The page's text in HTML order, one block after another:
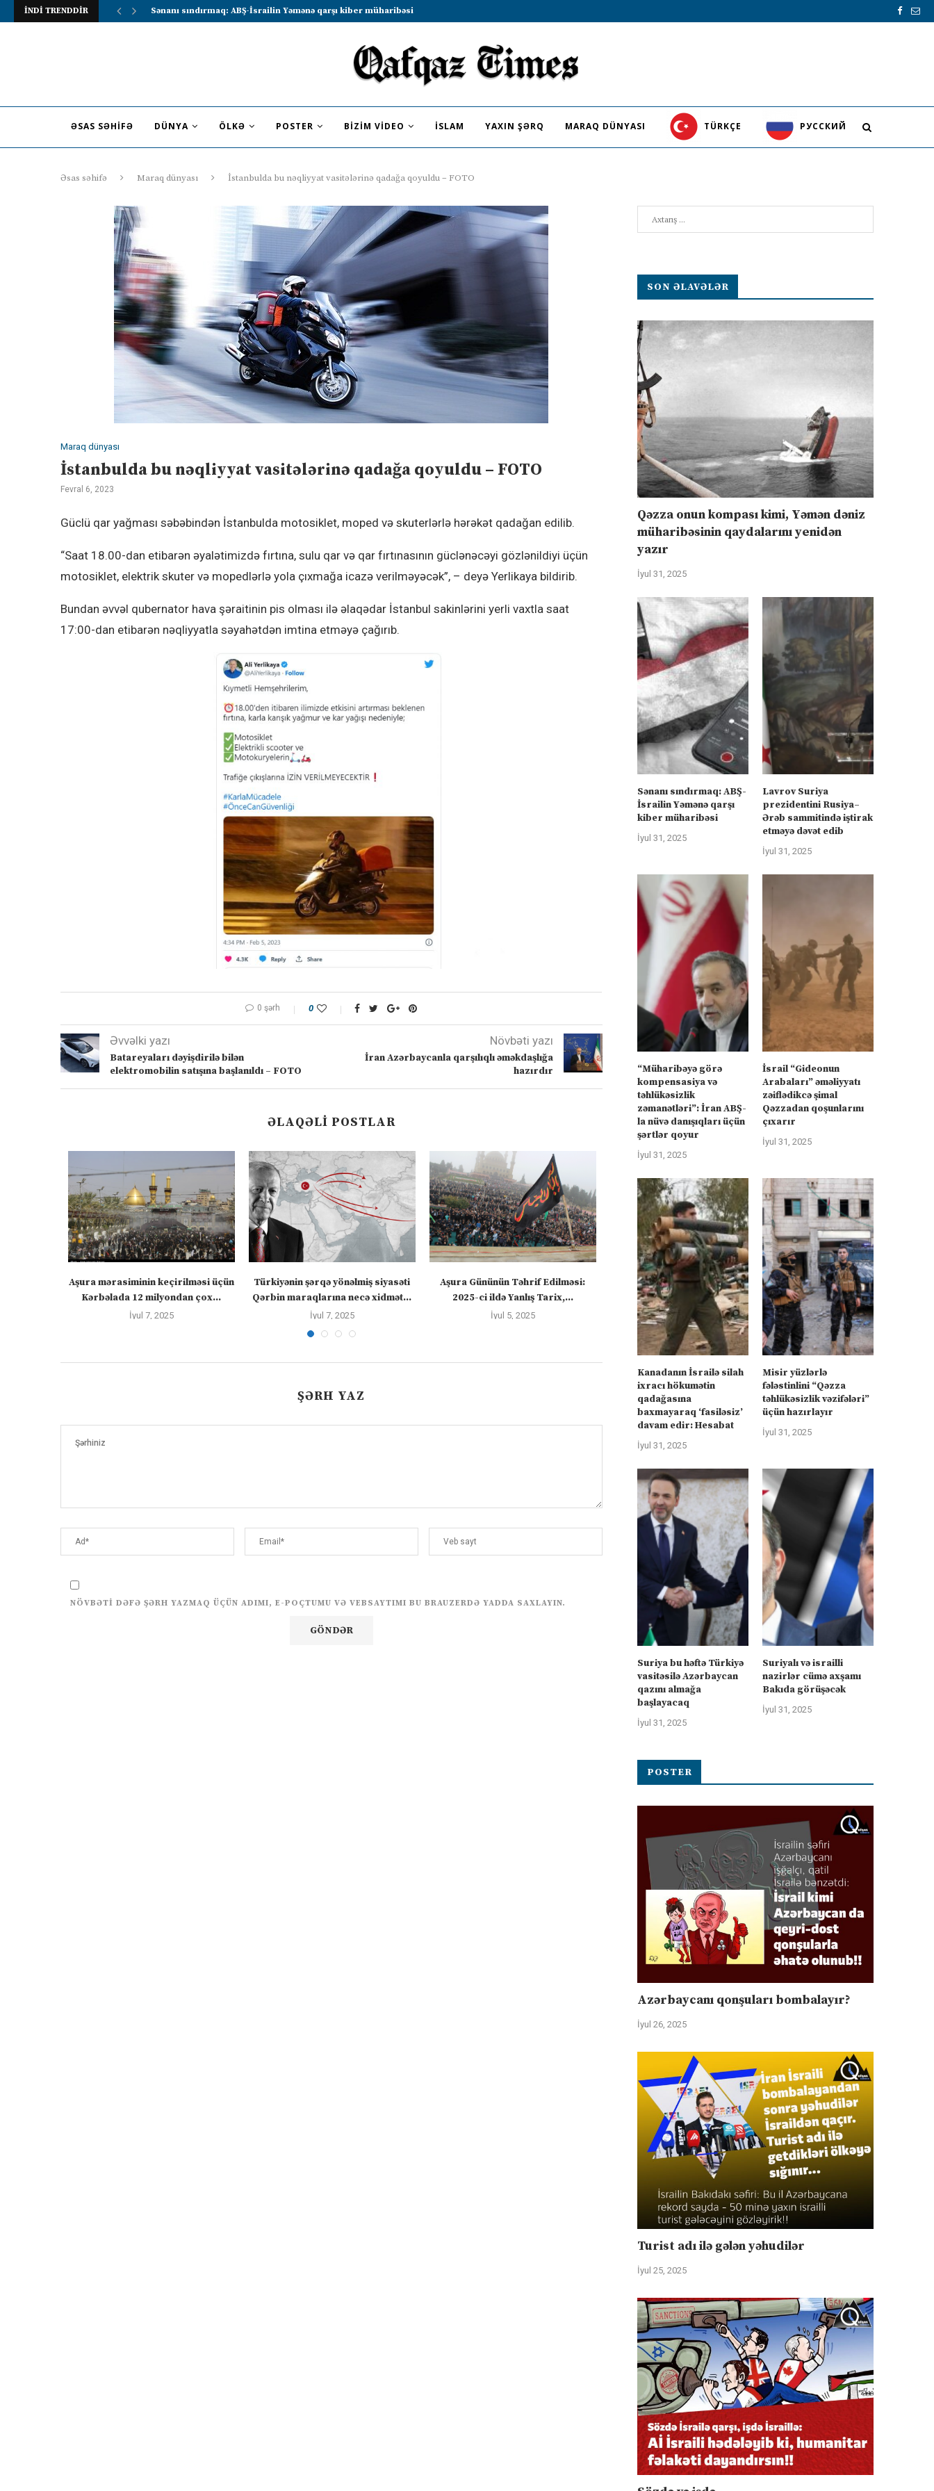
İNDİ TRENDDİR Lavrov Suriya prezidentini Rusiya–Ərəb sammitində iştirak etməyə dəvət...
ƏSAS SƏHIFƏ DÜNYA ÖLKƏ POSTER BIZIM VIDEO İSLAM YAXIN ŞƏRQ MARAQ DÜNYASI TÜRKÇE PУССКИЙ
Əsas səhifə Maraq dünyası İstanbulda bu nəqliyyat vasitələrinə qadağa qoyuldu – FOTO
Maraq dünyası
İstanbulda bu nəqliyyat vasitələrinə qadağa qoyuldu – FOTO
Fevral 6, 2023
Güclü qar yağması səbəbindən İstanbulda motosiklet, moped və skuterlərlə hərəkət qadağan edilib.
“Saat 18.00-dan etibarən əyalətimizdə fırtına, sulu qar və qar fırtınasının güclənəcəyi gözlənildiyi üçün
motosiklet, elektrik skuter və mopedlərlə yola çıxmağa icazə verilməyəcək”, – deyə Yerlikaya bildirib.
Bundan əvvəl qubernator hava şəraitinin pis olması ilə əlaqədar İstanbul sakinlərini yerli vaxtla saat
17:00-dan etibarən nəqliyyatla səyahətdən imtina etməyə çağırıb.
0 şərh 0
Əvvəlki yazı
Batareyaları dəyişdirilə bilən
elektromobilin satışına başlanıldı – FOTO
Növbəti yazı
İran Azərbaycanla qarşılıqlı əməkdaşlığa
hazırdır
ƏLAQƏLI POSTLAR
Aşura mərasiminin keçirilməsi üçün
Kərbəlada 12 milyondan çox...
İyul 7, 2025
Türkiyənin şərqə yönəlmiş siyasəti
Qərbin maraqlarına necə xidmət...
İyul 7, 2025
Aşura Gününün Təhrif Edilməsi:
2025-ci ildə Yanlış Tarix,...
İyul 5, 2025
Türkiyə Afrikanın neft və qazına can
atır –...
İyul 4, 2025
Türkiyə Afrikanın neft və
atır –...
İyul 4, 2025
ŞƏRH YAZ
NÖVBƏTI DƏFƏ ŞƏRH YAZMAQ ÜÇÜN ADIMI, E-POÇTUMU VƏ VEBSAYTIMI BU BRAUZERDƏ YADDA SAXLAYIN.
SON ƏLAVƏLƏR
Qəzza onun kompası kimi, Yəmən dəniz
müharibəsinin qaydalarını yenidən
yazır
İyul 31, 2025
Sənanı sındırmaq: ABŞ-
İsrailin Yəmənə qarşı
kiber müharibəsi
İyul 31, 2025
Lavrov Suriya
prezidentini Rusiya–
Ərəb sammitində iştirak
etməyə dəvət edib
İyul 31, 2025
“Müharibəyə görə
kompensasiya və
təhlükəsizlik
zəmanətləri”: İran ABŞ-
la nüvə danışıqları üçün
şərtlər qoyur
İyul 31, 2025
İsrail “Gideonun
Arabaları” əməliyyatı
zəiflədikcə şimal
Qəzzadan qoşunlarını
çıxarır
İyul 31, 2025
Kanadanın İsrailə silah
ixracı hökumətin
qadağasına
baxmayaraq ‘fasiləsiz’
davam edir: Hesabat
İyul 31, 2025
Misir yüzlərlə
fələstinlini “Qəzza
təhlükəsizlik vəzifələri”
üçün hazırlayır
İyul 31, 2025
Suriya bu həftə Türkiyə
vasitəsilə Azərbaycan
qazını almağa
başlayacaq
İyul 31, 2025
Suriyalı və israilli
nazirlər cümə axşamı
Bakıda görüşəcək
İyul 31, 2025
POSTER
Azərbaycanı qonşuları bombalayır?
İyul 26, 2025
Turist adı ilə gələn yəhudilər
İyul 25, 2025